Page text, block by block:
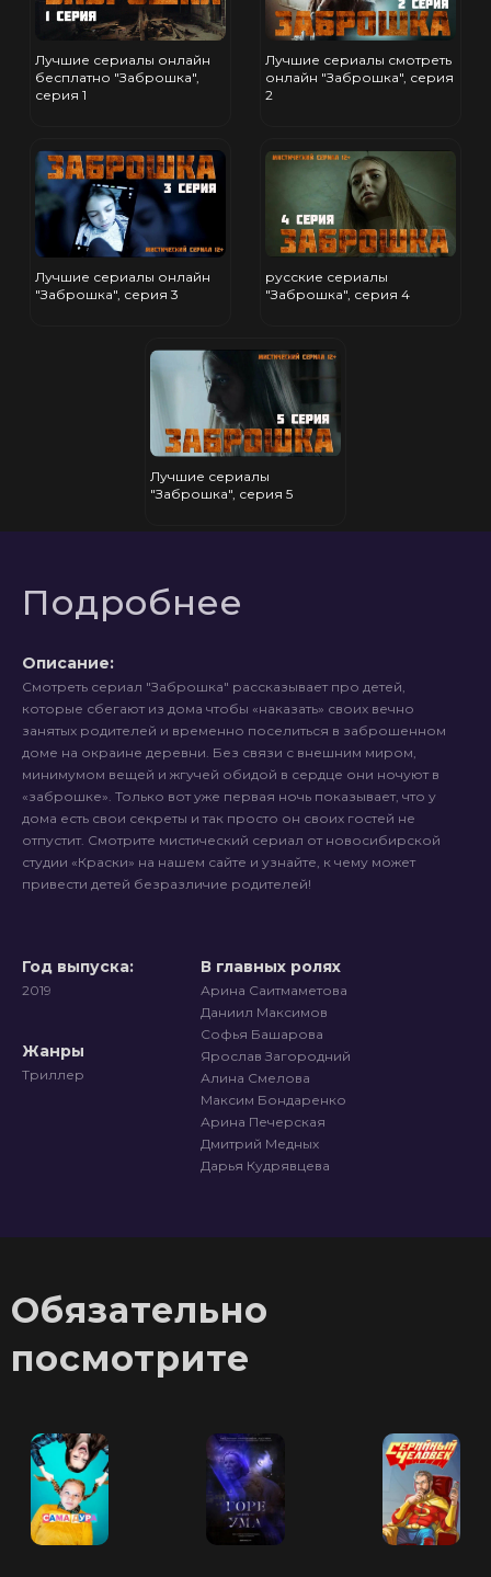
Лучшие сериалы онлайн
бесплатно "Заброшка",
серия 1
Лучшие сериалы смотреть
онлайн "Заброшка", серия
2
Лучшие сериалы онлайн
"Заброшка", серия 3
русские сериалы
"Заброшка", серия 4
Лучшие сериалы
"Заброшка", серия 5
Подробнее
Описание:
Смотреть сериал "Заброшка" рассказывает про детей,
которые сбегают из дома чтобы «наказать» своих вечно
занятых родителей и временно поселиться в заброшенном
доме на окраине деревни. Без связи с внешним миром,
минимумом вещей и жгучей обидой в сердце они ночуют в
«заброшке». Только вот уже первая ночь показывает, что у
дома есть свои секреты и так просто он своих гостей не
отпустит. Смотрите мистический сериал от новосибирской
студии «Краски» на нашем сайте и узнайте, к чему может
привести детей безразличие родителей!
Год выпуска:
2019
Жанры
Триллер
В главных ролях
Арина Саитмаметова
Даниил Максимов
Софья Башарова
Ярослав Загородний
Алина Смелова
Максим Бондаренко
Арина Печерская
Дмитрий Медных
Дарья Кудрявцева
Обязательно
посмотрите